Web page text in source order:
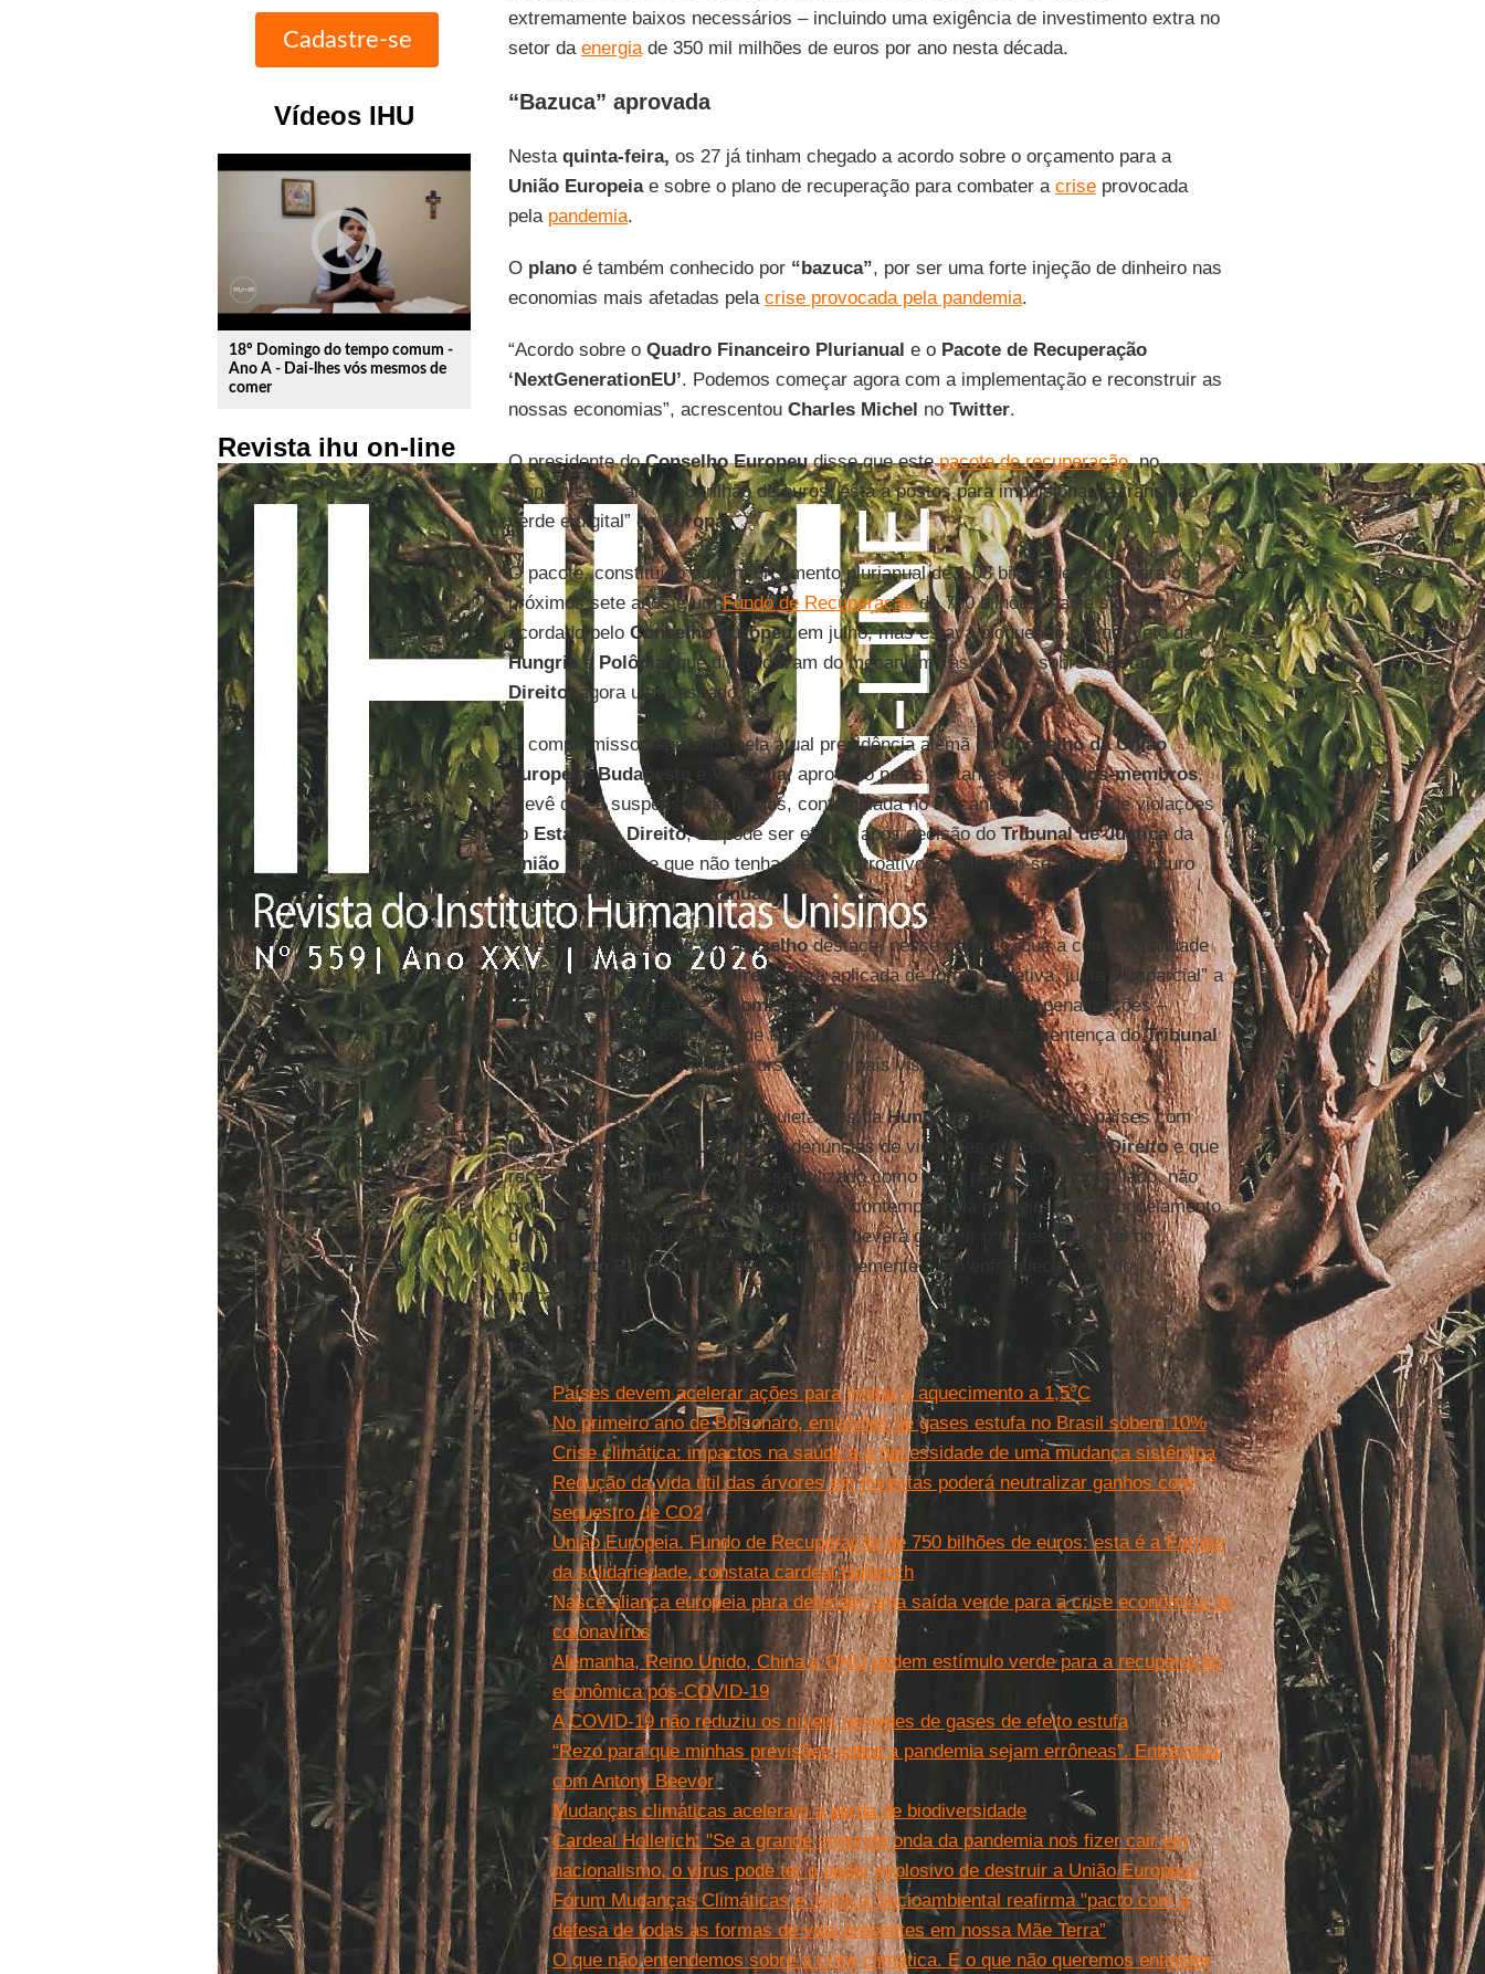
Vídeos IHU
play_circle_outline
18º Domingo do tempo comum -
Ano A - Dai-lhes vós mesmos de
comer
Revista ihu on-line
extremamente baixos necessários – incluindo uma exigência de investimento extra no
setor da energiade 350 mil milhões de euros por ano nesta década.
“Bazuca” aprovada
Nesta quinta-feira, os 27 já tinham chegado a acordo sobre o orçamento para a
União Europeiae sobre o plano de recuperação para combater a criseprovocada
pela pandemia.
O planoé também conhecido por “bazuca”, por ser uma forte injeção de dinheiro nas
economias mais afetadas pela crise provocada pela pandemia.
“Acordo sobre o Quadro Financeiro Plurianual e o Pacote de Recuperação
‘NextGenerationEU’. Podemos começar agora com a implementação e reconstruir as
nossas economias”, acrescentouCharles Michel no Twitter.
O presidente doConselho Europeudisse que estepacote de recuperação, no
montante global de 1,8 trilhão de euros, está a postos para impulsionar “a transição
verde e digital” daEuropa.
O pacote, constituído por um orçamento plurianual de 1,08 bilhão de euros para os
próximos sete anos e umFundo de Recuperaçãode 750 bilhões, havia sido já
acordado pelo Conselho Europeuem julho, mas estava bloqueado por um veto da
Hungriae Polônia , que discordavam do mecanismo associado sobre oEstado de
Direito, agora ultrapassado.
O compromisso negociado pela atual presidência alemã doConselho da União
Europeia,Budapeste Varsóvia, aprovado pelos restantes 25 Estados-membros,
prevê que a suspensão de fundos, contemplada no mecanismo em caso de violações
do Estado de Direito, só pode ser efetiva após decisão doTribunal de Justiçada
União Europeiae que não tenha efeitos retroativos, aplicando-se apenas ao futuro
Quadro Financeiro Plurianual.
O texto de conclusões doConselhodestaca, nesse capítulo, que a condicionalidade
ao respeito doEstado de Direitoserá aplicada de forma “objetiva, justa e imparcial” a
todos osEstados e que a Comissão Europeianão pode propor penalizações –
especialmente a suspensão de fundos comunitários – até haver sentença doTribunal
de Justiçasobre eventual recurso de um país visado.
O compromisso responde às inquietações daHungria e Polônia, dois países com
litígios abertos comBruxelaspor denúncias de violações doEstado de Direitoe que
receavam que o mecanismo fosse utilizado como arma política. Por outro lado, não
modifica a essência do regulamento, que contempla pela primeira vez o congelamento
de fundos por atropelos nessa matéria, e deverá garantir o necessário aval do
Parlamento Europeu , que se opunha firmemente a um enfraquecimento do
mecanismo.
Leia Mais
Países devem acelerar ações para limitar o aquecimento a 1,5°C
No primeiro ano de Bolsonaro, emissões de gases estufa no Brasil sobem 10%
Crise climática: impactos na saúde e a necessidade de uma mudança sistêmica
Redução da vida útil das árvores em florestas poderá neutralizar ganhos com
sequestro de CO2
União Europeia. Fundo de Recuperação de 750 bilhões de euros: esta é a Europa
da solidariedade, constata cardeal Hollerich
Nasce aliança europeia para defender uma saída verde para a crise econômica do
coronavírus
Alemanha, Reino Unido, China e ONU pedem estímulo verde para a recuperação
econômica pós-COVID-19
A COVID-19 não reduziu os níveis recordes de gases de efeito estufa
“Rezo para que minhas previsões sobre a pandemia sejam errôneas”. Entrevista
com Antony Beevor
Mudanças climáticas aceleram a perda de biodiversidade
Cardeal Hollerich: "Se a grande segunda onda da pandemia nos fizer cair em
nacionalismo, o vírus pode ter o poder explosivo de destruir a União Europeia”
Fórum Mudanças Climáticas e Justiça Socioambiental reafirma "pacto com a
defesa de todas as formas de vida presentes em nossa Mãe Terra”
O que não entendemos sobre a crise climática. E o que não queremos entender